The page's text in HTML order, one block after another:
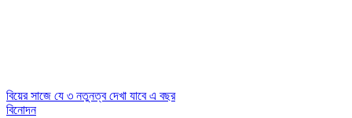
বিয়ের সাজে যে ৩ নতুনত্ব দেখা যাবে এ বছর
বিনোদন